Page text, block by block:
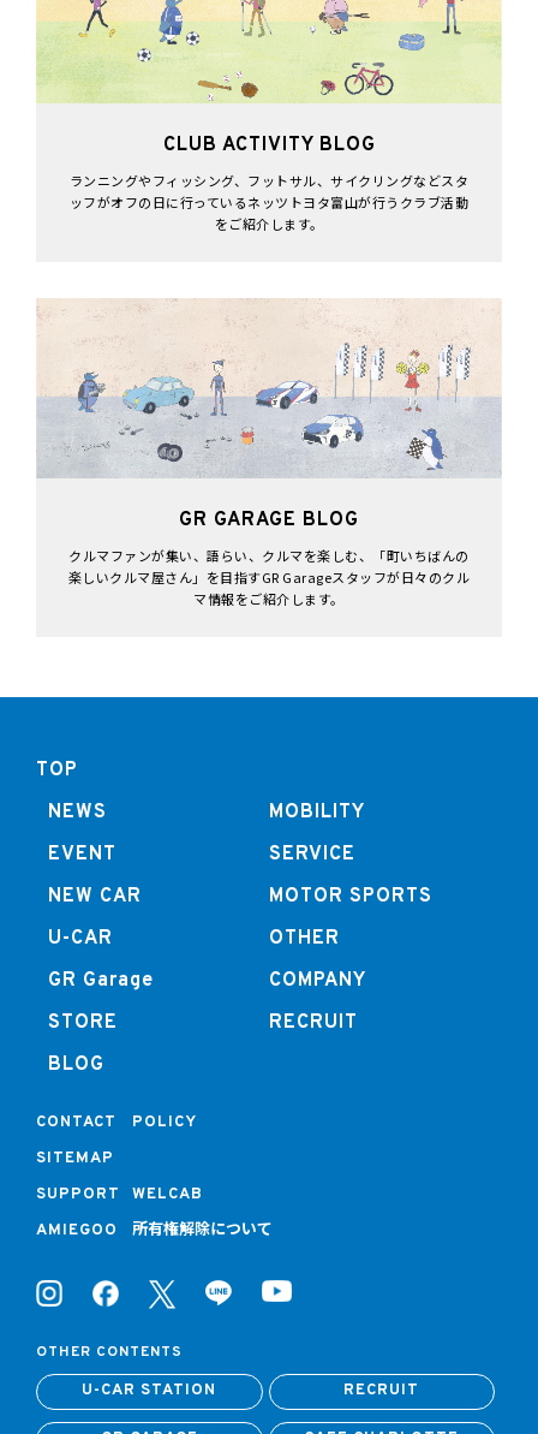
CLUB ACTIVITY BLOG
ランニングやフィッシング、フットサル、サイクリングなどスタ
ッフがオフの日に行っているネッツトヨタ富山が行うクラブ活動
をご紹介します。
GR GARAGE BLOG
クルマファンが集い、語らい、クルマを楽しむ、「町いちばんの
楽しいクルマ屋さん」を目指すGR Garageスタッフが日々のクル
マ情報をご紹介します。
TOP
NEWS
EVENT
NEW CAR
U-CAR
GR Garage
STORE
BLOG
MOBILITY
SERVICE
MOTOR SPORTS
OTHER
COMPANY
RECRUIT
CONTACT
POLICY
SITEMAP
SUPPORT
WELCAB
AMIEGOO
所有権解除について
OTHER CONTENTS
U-CAR STATION RECRUIT